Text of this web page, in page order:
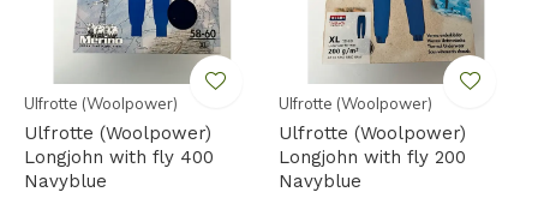
Ulfrotte (Woolpower)
Ulfrotte (Woolpower)
Longjohn with fly 400
Navyblue
Ulfrotte (Woolpower)
Ulfrotte (Woolpower)
Longjohn with fly 200
Navyblue